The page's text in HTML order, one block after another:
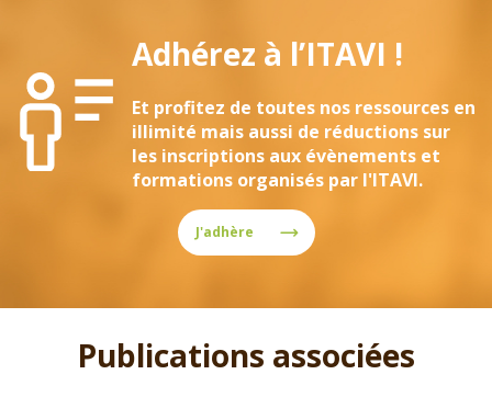
Adhérez à l’ITAVI !
Et profitez de toutes nos ressources en
illimité mais aussi de réductions sur
les inscriptions aux évènements et
formations organisés par l'ITAVI.
J'adhère
Publications associées